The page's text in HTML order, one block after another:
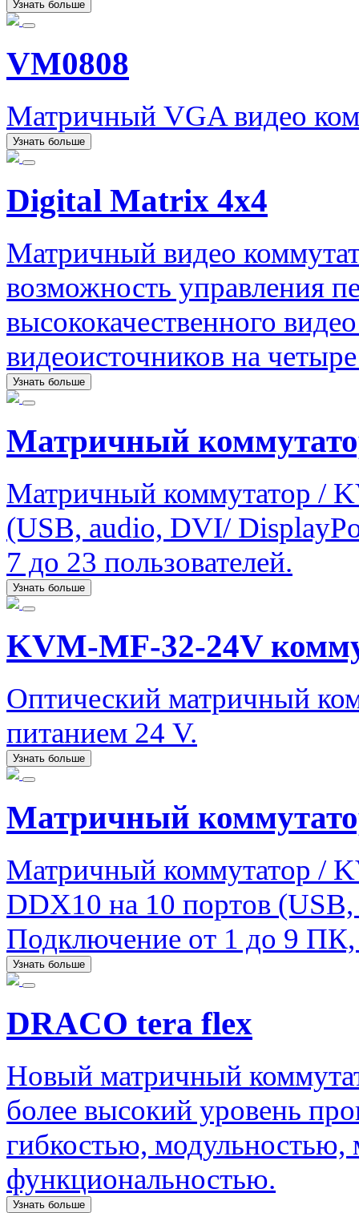
Узнать больше
VM0808
Матричный VGA видео
Узнать больше
Digital Matrix 4x4
Матричный видео
возможность управления
высококачественного
видеоисточников на
Узнать больше
Матричный
Матричный коммутатор /
(USB, audio, DVI/
7 до 23 пользователей.
Узнать больше
KVM-MF-32-24V
Оптический матричный
питанием 24 V.
Узнать больше
Матричный
Матричный коммутатор /
DDX10 на 10 портов
Подключение от 1 до 9 ПК,
Узнать больше
DRACO tera flex
Новый матричный
более высокий уровень
гибкостью,
функциональностью.
Узнать больше